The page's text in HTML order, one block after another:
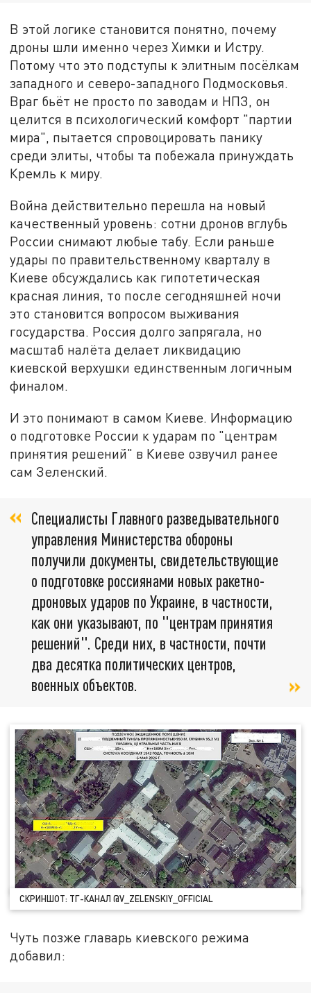
В этой логике становится понятно, почему
дроны шли именно через Химки и Истру.
Потому что это подступы к элитным посёлкам
западного и северо-западного Подмосковья.
Враг бьёт не просто по заводам и НПЗ, он
целится в психологический комфорт "партии
мира", пытается спровоцировать панику
среди элиты, чтобы та побежала принуждать
Кремль к миру.
Война действительно перешла на новый
качественный уровень: сотни дронов вглубь
России снимают любые табу. Если раньше
удары по правительственному кварталу в
Киеве обсуждались как гипотетическая
красная линия, то после сегодняшней ночи
это становится вопросом выживания
государства. Россия долго запрягала, но
масштаб налёта делает ликвидацию
киевской верхушки единственным логичным
финалом.
И это понимают в самом Киеве. Информацию
о подготовке России к ударам по "центрам
принятия решений" в Киеве озвучил ранее
сам Зеленский.
Специалисты Главного разведывательного
управления Министерства обороны
получили документы, свидетельствующие
о подготовке россиянами новых ракетно-
дроновых ударов по Украине, в частности,
как они указывают, по "центрам принятия
решений". Среди них, в частности, почти
два десятка политических центров,
военных объектов.
СКРИНШОТ: ТГ-КАНАЛ @V_ZELENSKIY_OFFICIAL
Чуть позже главарь киевского режима
добавил: